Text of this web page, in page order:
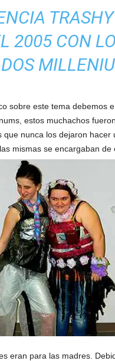
2005 CON
sobre este tema debemos
estos muchachos
que nunca los dejaron hacer
mismas se encargaban de
eran para las madres.